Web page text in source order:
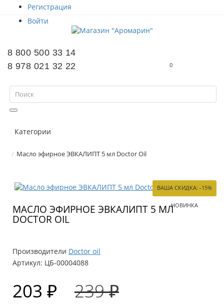
Регистрация
Войти
8 800 500 33 14
8 978 021 32 22
0
Категории
Масло эфирное ЭВКАЛИПТ 5 мл Doctor Oil
ВАША СКИДКА: -15%
НОВИНКА
МАСЛО ЭФИРНОЕ ЭВКАЛИПТ 5 МЛ
DOCTOR OIL
Производители Doctor oil
Артикул: ЦБ-00004088
203 ₽ 239 ₽